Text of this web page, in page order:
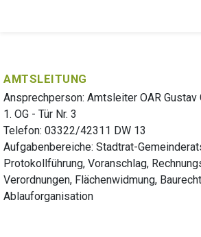
AMTSLEITUNG
Ansprechperson: Amtsleiter OAR Gustav
1. OG - Tür Nr. 3
Telefon: 03322/42311 DW 13
Aufgabenbereiche: Stadtrat-
Protokollführung, Voranschlag,
Verordnungen, Flächenwidmung,
Ablauforganisation